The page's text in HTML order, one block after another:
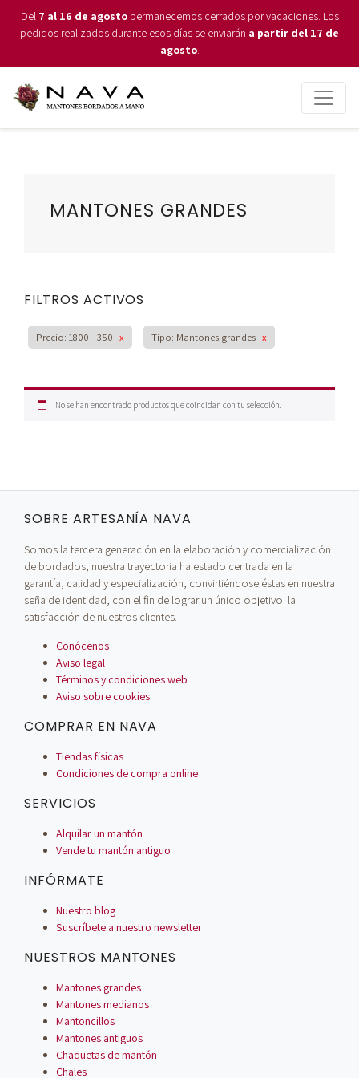
Del 7 al 16 de agostopermanecemos cerrados por vacaciones. Los
pedidos realizados durante esos días se enviarán a partir del 17 de
agosto.
MANTONES GRANDES
FILTROS ACTIVOS
Precio: 1800 - 350 x Tipo: Mantones grandes x
No se han encontrado productos que coincidan con tu selección.
SOBRE ARTESANÍA NAVA
Somos la tercera generación en la elaboración y comercialización
de bordados, nuestra trayectoria ha estado centrada en la
garantía, calidad y especialización, convirtiéndose éstas en nuestra
seña de identidad, con el fin de lograr un único objetivo: la
satisfacción de nuestros clientes.
Conócenos
Aviso legal
Términos y condiciones web
Aviso sobre cookies
COMPRAR EN NAVA
Tiendas físicas
Condiciones de compra online
SERVICIOS
Alquilar un mantón
Vende tu mantón antiguo
INFÓRMATE
Nuestro blog
Suscríbete a nuestro newsletter
NUESTROS MANTONES
Mantones grandes
Mantones medianos
Mantoncillos
Mantones antiguos
Chaquetas de mantón
Chales